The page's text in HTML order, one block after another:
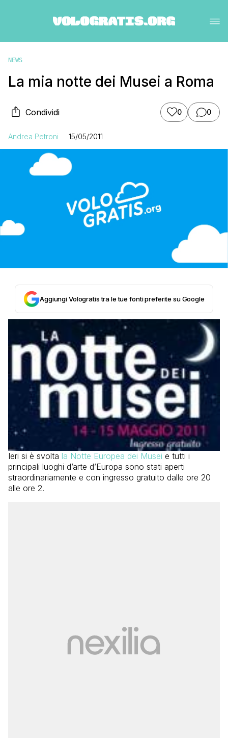
NEWS
La mia notte dei Musei a Roma
Condividi 0 0
Andrea Petroni 15/05/2011
Aggiungi Vologratis tra le tue fonti preferite su Google
Ieri si è svolta la Notte Europea dei Musei e tutti i
principali luoghi d’arte d’Europa sono stati aperti
straordinariamente e con ingresso gratuito dalle ore 20
alle ore 2.